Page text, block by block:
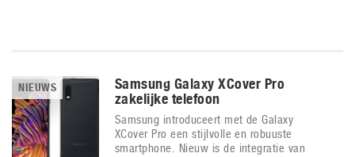
NIEUWS
Samsung Galaxy XCover Pro
zakelijke telefoon
Samsung introduceert met de Galaxy
XCover Pro een stijlvolle en robuuste
smartphone. Nieuw is de integratie van